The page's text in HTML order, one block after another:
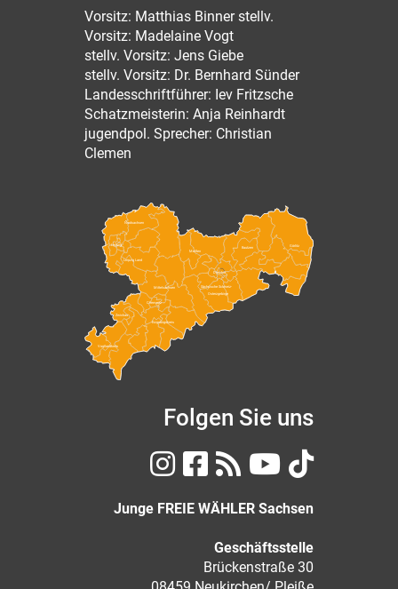
Vorsitz: Matthias Binner stellv.
Vorsitz: Madelaine Vogt
stellv. Vorsitz: Jens Giebe
stellv. Vorsitz: Dr. Bernhard Sünder
Landesschriftführer: Iev Fritzsche
Schatzmeisterin: Anja Reinhardt
jugendpol. Sprecher: Christian
Clemen
Bautzen Görlitz
Leipzig
Leipzig Land
Meißen
Erzgebirgskreis
Mittelsachsen
Nordsachsen
Osterzgebirge
Sächsische Schweiz-
Vogtlandkreis
Zwickau
Dresden
Chemnitz
Folgen Sie uns
Junge FREIE WÄHLER Sachsen
Geschäftsstelle
Brückenstraße 30